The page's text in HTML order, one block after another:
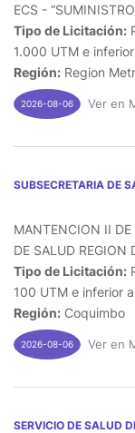
ECS -
Tipo de Licitación:
1.000 UTM e
Región: Region
2026-08-06 Ver en
SUBSECRETARIA DE
MANTENCION II DE
DE SALUD REGION
Tipo de Licitación:
100 UTM e inferior
Región: Coquimbo
2026-08-06 Ver en
SERVICIO DE SALUD